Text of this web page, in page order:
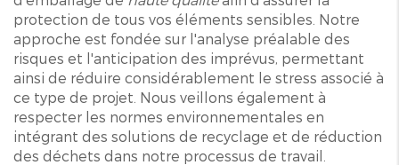
protection de tous vos éléments sensibles. Notre
approche est fondée sur l'analyse préalable des
risques et l'anticipation des imprévus, permettant
ainsi de réduire considérablement le stress associé à
ce type de projet. Nous veillons également à
respecter les normes environnementales en
intégrant des solutions de recyclage et de réduction
des déchets dans notre processus de travail.